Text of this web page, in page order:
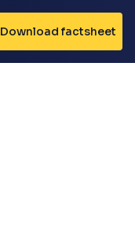
Download factsheet